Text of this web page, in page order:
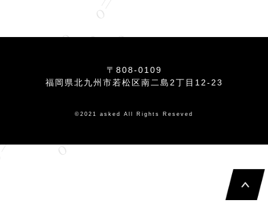
〒808-0109
福岡県北九州市若松区南二島2丁目12-23
©2021 asked All Rights Reseved